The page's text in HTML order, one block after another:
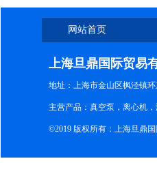
网站首页
上海旦鼎国际贸易
地址：上海市金山区枫泾镇
主营产品：真空泵，离心机
©2019 版权所有：上海旦鼎